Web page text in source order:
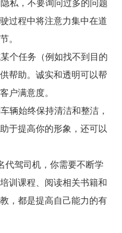
，不要询问过多的问题
过程中将注意力集中在道
。
任务（例如找不到目的
帮助。诚实和透明可以帮
户满意度。
始终保持清洁和整洁，
于提高你的形象，还可以
驾司机，你需要不断学
训课程、阅读相关书籍和
，都是提高自己能力的有